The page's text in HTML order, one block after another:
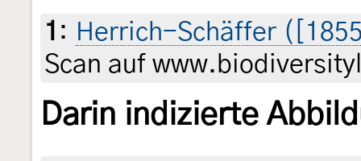
1 : Herrich-Schäffer
Scan auf
Darin indizierte